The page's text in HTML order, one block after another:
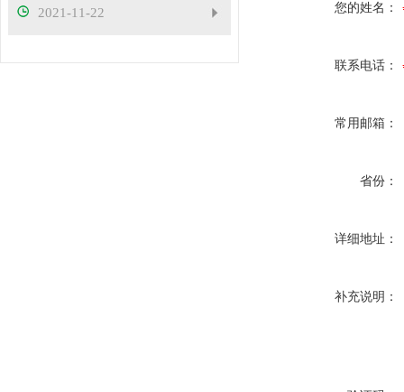
2021-11-22 您的姓名：
联系电话：
常用邮箱：
省份：
详细地址：
补充说明：